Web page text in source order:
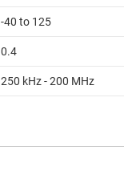
-40 to 125
0.4
250 kHz - 200 MHz